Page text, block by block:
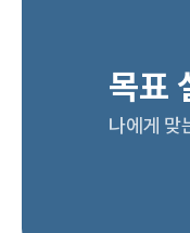
목표
나에게 맞